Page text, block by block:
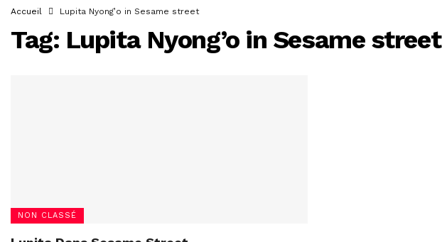
Accueil Lupita Nyong’o in Sesame street
Tag: Lupita Nyong’o in Sesame street
NON CLASSÉ